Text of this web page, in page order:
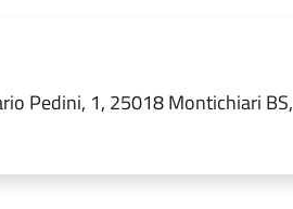
Pedini, 1, 25018 Montichiari BS,